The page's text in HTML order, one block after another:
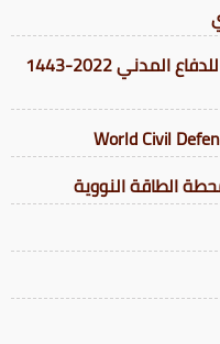
بدقة عالية PDF شعار اليوم العالمي للدفاع المدني 2022-1443
الطاقة النووية